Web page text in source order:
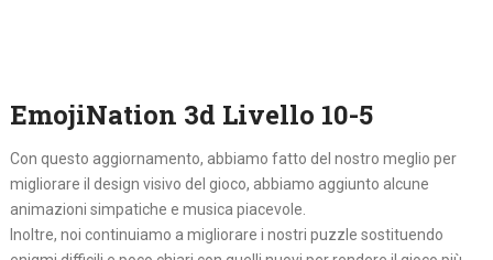
EmojiNation 3d Livello 10-5
Con questo aggiornamento, abbiamo fatto del nostro meglio per
migliorare il design visivo del gioco, abbiamo aggiunto alcune
animazioni simpatiche e musica piacevole.
Inoltre, noi continuiamo a migliorare i nostri puzzle sostituendo